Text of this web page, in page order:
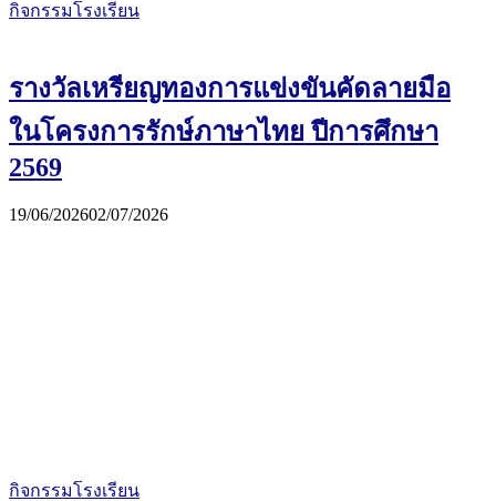
กิจกรรมโรงเรียน
รางวัลเหรียญทองการแข่งขันคัดลายมือ
ในโครงการรักษ์ภาษาไทย ปีการศึกษา
2569
19/06/202602/07/2026
กิจกรรมโรงเรียน